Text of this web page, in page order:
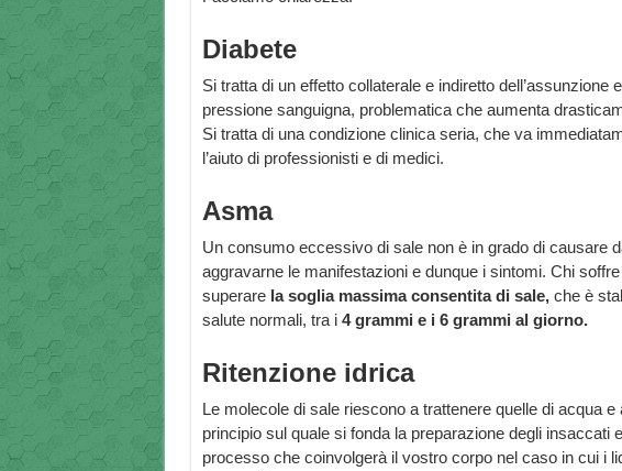
Diabete
Si tratta di un effetto collaterale e indiretto
pressione sanguigna, problematica che aumenta
Si tratta di una condizione clinica seria, che va
l’aiuto di professionisti e di medici.
Asma
Un consumo eccessivo di sale non è in grado di causare
aggravarne le manifestazioni e dunque i sintomi. Chi
superare la soglia massima consentita di sale, che è
salute normali, tra i 4 grammi e i 6 grammi al giorno.
Ritenzione idrica
Le molecole di sale riescono a trattenere quelle di acqua
principio sul quale si fonda la preparazione degli insaccati
processo che coinvolgerà il vostro corpo nel caso in cui i